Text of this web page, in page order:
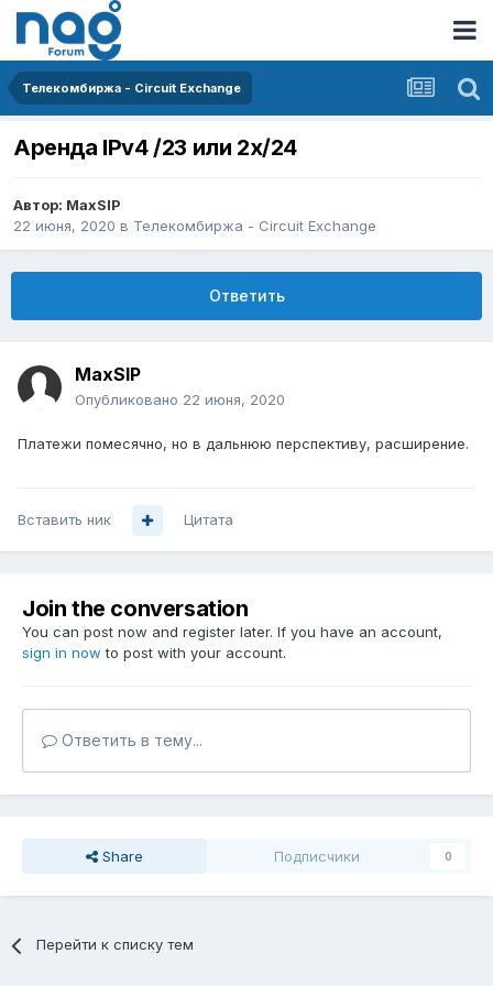
Телекомбиржа - Circuit Exchange
Аренда IPv4 /23 или 2x/24
Автор: MaxSIP
22 июня, 2020 в Телекомбиржа - Circuit Exchange
Ответить
MaxSIP
Опубликовано 22 июня, 2020
Платежи помесячно, но в дальнюю перспективу, расширение.
Вставить ник Цитата
Join the conversation
You can post now and register later. If you have an account,
sign in now to post with your account.
Ответить в тему...
Share Подписчики 0
Перейти к списку тем